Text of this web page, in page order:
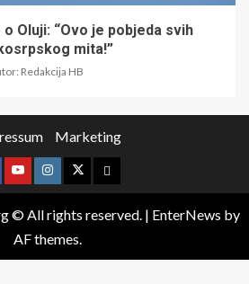
Oluji: “Ovo je pobjeda svih
mita!”
Redakcija HB
Marketing
© All rights reserved. | EnterNews by
AF themes.